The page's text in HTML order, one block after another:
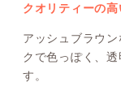
クオリティーの
アッシュブラウ
クで色っぽく、
す。